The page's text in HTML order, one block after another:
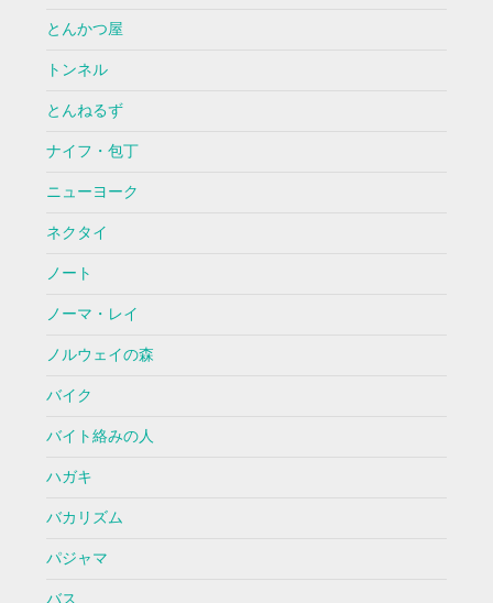
とんかつ屋
トンネル
とんねるず
ナイフ・包丁
ニューヨーク
ネクタイ
ノート
ノーマ・レイ
ノルウェイの森
バイク
バイト絡みの人
ハガキ
バカリズム
パジャマ